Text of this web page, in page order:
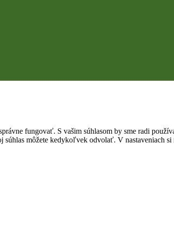
fungovať. S vašim súhlasom by sme radi
môžete kedykoľvek odvolať. V nastaveniach